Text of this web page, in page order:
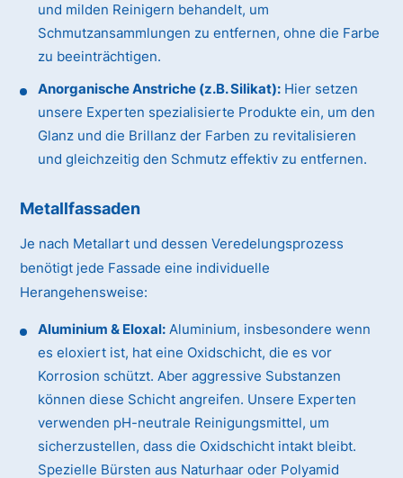
und milden Reinigern behandelt, um
Schmutzansammlungen zu entfernen, ohne die Farbe
zu beeinträchtigen.
Anorganische Anstriche (z.B. Silikat): Hier setzen
unsere Experten spezialisierte Produkte ein, um den
Glanz und die Brillanz der Farben zu revitalisieren
und gleichzeitig den Schmutz effektiv zu entfernen.
Metallfassaden
Je nach Metallart und dessen Veredelungsprozess
benötigt jede Fassade eine individuelle
Herangehensweise:
Aluminium & Eloxal: Aluminium, insbesondere wenn
es eloxiert ist, hat eine Oxidschicht, die es vor
Korrosion schützt. Aber aggressive Substanzen
können diese Schicht angreifen. Unsere Experten
verwenden pH-neutrale Reinigungsmittel, um
sicherzustellen, dass die Oxidschicht intakt bleibt.
Spezielle Bürsten aus Naturhaar oder Polyamid